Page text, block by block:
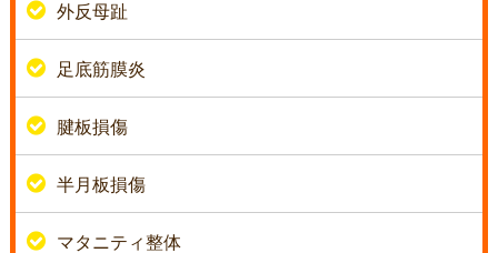
外反母趾
足底筋膜炎
腱板損傷
半月板損傷
マタニティ整体